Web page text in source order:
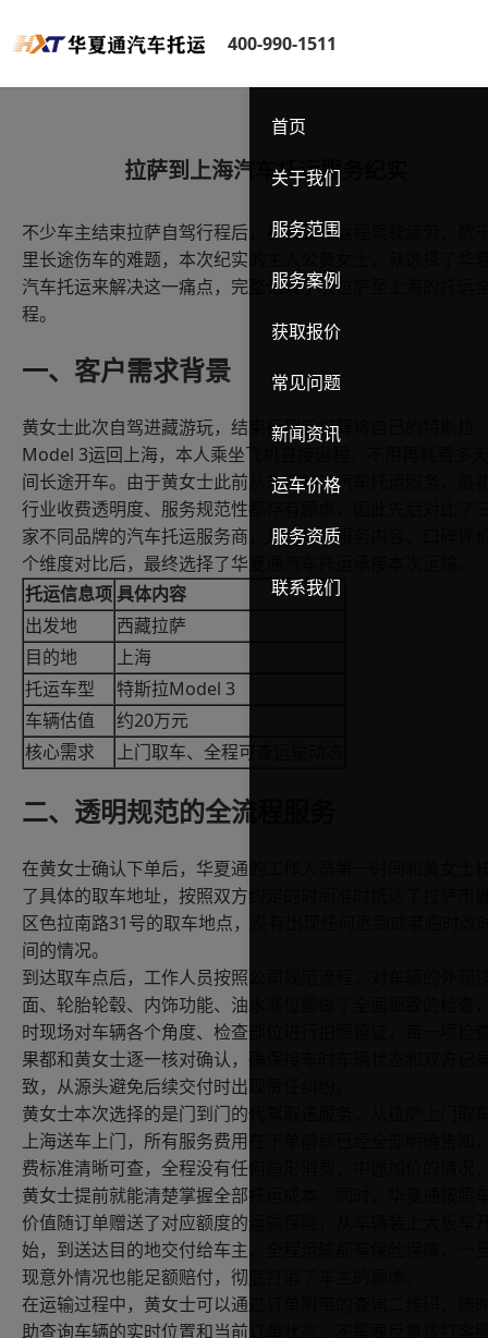
400-990-1511
首页
关于我们
服务范围
服务案例
获取报价
常见问题
新闻资讯
运车价格
服务资质
联系我们
拉萨到上海汽车托运服务纪实
不少车主结束拉萨自驾行程后，都会面临返程驾驶疲劳、数
里长途伤车的难题，本次纪实的主人公黄女士，就选择了华
汽车托运来解决这一痛点，完整记录了次拉萨至上海的托运
程。
一、客户需求背景
黄女士此次自驾进藏游玩，结束行程后打算将自己的特斯拉
Model 3运回上海，本人乘坐飞机直接返程，不用再耗费多
间长途开车。由于黄女士此前从未接触过汽车托运服务，最
行业收费透明度、服务规范性都存有顾虑，因此先后对比了
家不同品牌的汽车托运服务商，从报价、服务内容、口碑评
个维度对比后，最终选择了华夏通汽车托运承接本次运输。
托运信息项 具体内容
出发地
西藏拉萨
目的地
上海
托运车型
特斯拉Model 3
车辆估值 约20万元
核心需求
上门取车、全程可查运输动态
二、透明规范的全流程服务
在黄女士确认下单后，华夏通的工作人员第一时间和黄女士
了具体的取车地址，按照双方约定的时间准时抵达了拉萨市
区色拉南路31 号的取车地点，没有出现任何迟到或者临时改
间的情况。
到达取车点后，工作人员按照公司规范流程，对车辆的外观
面、轮胎轮毂、内饰功能、油水液位都做了全面细致的检查
时现场对车辆各个角度、检查部位进行拍照留证，每一项检
果都和黄女士逐一核对确认，确保接车时车辆状态和双方记
致，从源头避免后续交付时出现责任纠纷。
黄女士本次选择的是门到门的代驾取送服务，从拉萨上门取
上海送车上门，所有服务费用在下单前就已经全部明确告知
费标准清晰可查，全程没有任何隐形消费、中途加价的情况
黄女士提前就能清楚掌握全部托运成本。同时，华夏通按照
价值随订单赠送了对应额度的运输保险，从车辆装上大板车
始，到送达目的地交付给车主，全程运输都有保险保障，一
现意外情况也能足额赔付，彻底打消了车主的顾虑。
在运输过程中，黄女士可以通过订单附带的查询二维码，随
助查询车辆的实时位置和当前订单状态，不需要反复拨打客